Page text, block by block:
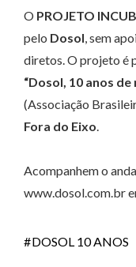
O PROJETO
pelo Dosol, sem
diretos. O projeto é
“Dosol, 10 anos de
(Associação
Fora do Eixo.
Acompanhem o
www.dosol.com.br
DOSOL 10 ANOS